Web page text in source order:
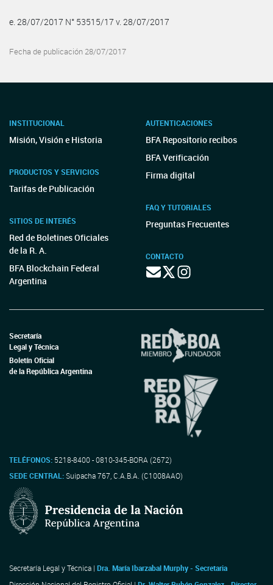
e. 28/07/2017 N° 53515/17 v. 28/07/2017
Fecha de publicación 28/07/2017
INSTITUCIONAL
Misión, Visión e Historia
PRODUCTOS Y SERVICIOS
Tarifas de Publicación
SITIOS DE INTERÉS
Red de Boletines Oficiales
de la R. A.
BFA Blockchain Federal
Argentina
AUTENTICACIONES
BFA Repositorio recibos
BFA Verificación
Firma digital
FAQ Y TUTORIALES
Preguntas Frecuentes
CONTACTO
Secretaría
Legal y Técnica
Boletín Oficial
de la República Argentina
TELÉFONOS: 5218-8400 - 0810-345-BORA (2672)
SEDE CENTRAL:Suipacha 767, C.A.B.A. (C1008AAO)
Secretaría Legal y Técnica | Dra. María Ibarzabal Murphy - Secretaria